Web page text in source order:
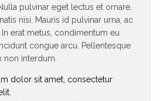
pulvinar eget lectus et ornare.
nisi. Mauris id pulvinar urna, ac
erat metus, condimentum eu
congue arcu. Pellentesque
non interdum.
dolor sit amet, consectetur